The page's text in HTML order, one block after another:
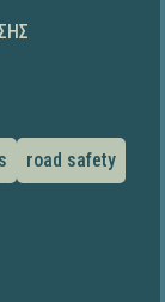
road safety